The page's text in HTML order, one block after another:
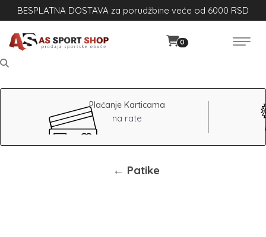
BESPLATNA DOSTAVA za porudžbine veće od 6000 RSD
0
Plaćanje Karticama
na rate
← Patike